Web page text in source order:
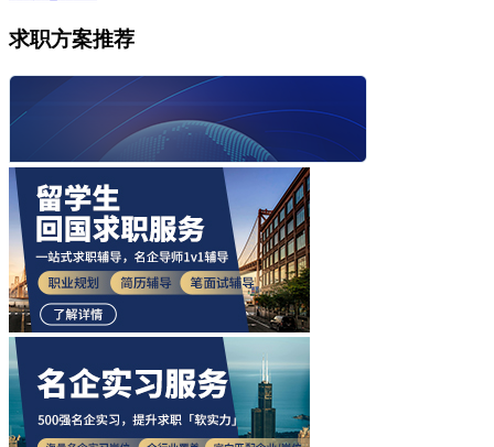
求职方案推荐